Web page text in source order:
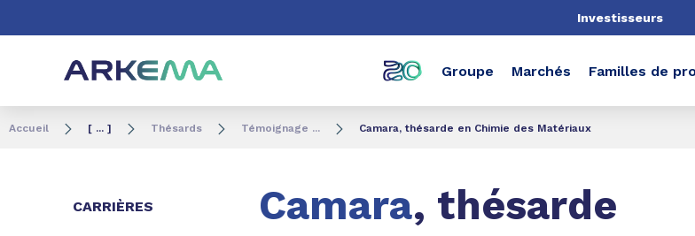
Investisseurs
Groupe Marchés Familles de
Accueil [ ... ] Thésards Témoignage ... Camara, thésarde en Chimie des Matériaux
CARRIÈRES Camara, thésarde